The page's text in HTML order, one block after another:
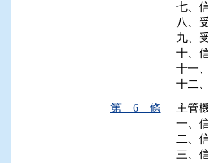
七、
八、
九、
十、
十一
十二
第 6 條
主管
一、
二、
三、